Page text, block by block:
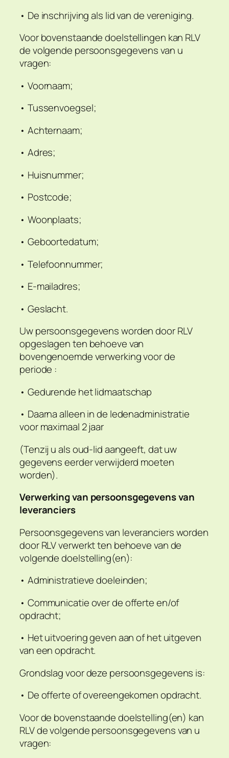
• De inschrijving als lid van de vereniging.
Voor bovenstaande doelstellingen kan RLV
de volgende persoonsgegevens van u
vragen:
• Voornaam;
• Tussenvoegsel;
• Achternaam;
• Adres;
• Huisnummer;
• Postcode;
• Woonplaats;
• Geboortedatum;
• Telefoonnummer;
• E-mailadres;
• Geslacht.
Uw persoonsgegevens worden door RLV
opgeslagen ten behoeve van
bovengenoemde verwerking voor de
periode :
• Gedurende het lidmaatschap
• Daarna alleen in de ledenadministratie
voor maximaal 2 jaar
(Tenzij u als oud-lid aangeeft, dat uw
gegevens eerder verwijderd moeten
worden).
Verwerking van persoonsgegevens van
leveranciers
Persoonsgegevens van leveranciers worden
door RLV verwerkt ten behoeve van de
volgende doelstelling(en):
• Administratieve doeleinden;
• Communicatie over de offerte en/of
opdracht;
• Het uitvoering geven aan of het uitgeven
van een opdracht.
Grondslag voor deze persoonsgegevens is:
• De offerte of overeengekomen opdracht.
Voor de bovenstaande doelstelling(en) kan
RLV de volgende persoonsgegevens van u
vragen: